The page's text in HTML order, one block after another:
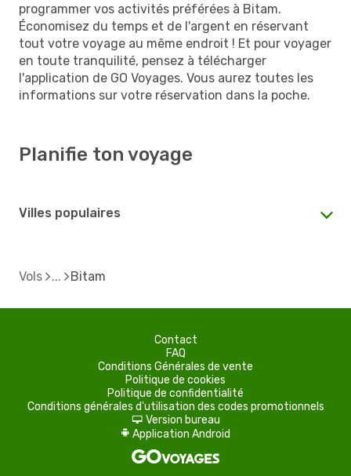
programmer vos activités préférées à Bitam.
Économisez du temps et de l'argent en réservant
tout votre voyage au même endroit ! Et pour voyager
en toute tranquilité, pensez à télécharger
l'application de GO Voyages. Vous aurez toutes les
informations sur votre réservation dans la poche.
Planifie ton voyage
Villes populaires
Vols Bitam
Contact
FAQ
Conditions Générales de vente
Politique de cookies
Politique de confidentialité
Conditions générales d'utilisation des codes promotionnels
d Version bureau
A Application Android